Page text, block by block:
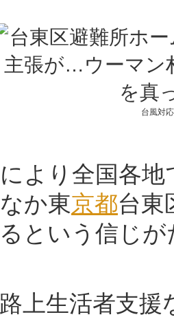
台風対
より全国各
か東京都台東
という信じ
上生活者支援